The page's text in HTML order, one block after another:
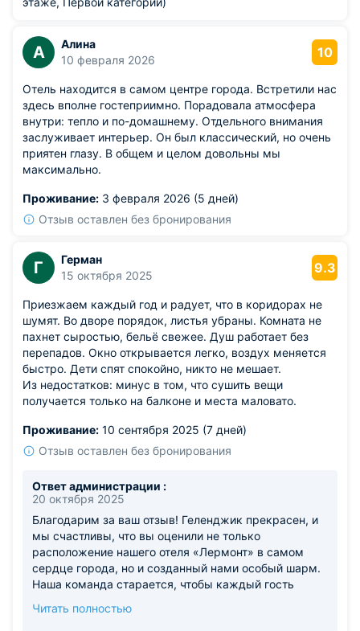
Ждали тарелки, емкости с едой все были практически
пустые. Выпечки, фруктов практически не было . В
обветренная.
А
Алина
10 февраля 2026
10
Отель находится в самом центре города. Встретили нас
здесь вполне гостеприимно. Порадовала атмосфера
внутри: тепло и по-домашнему. Отдельного внимания
заслуживает интерьер. Он был классический, но очень
приятен глазу. В общем и целом довольны мы
максимально.
Проживание: 3 февраля 2026 (5 дней)
Отзыв оставлен без бронирования
Г
Герман
15 октября 2025
9.3
Приезжаем каждый год и радует, что в коридорах не
шумят. Во дворе порядок, листья убраны. Комната не
пахнет сыростью, бельё свежее. Душ работает без
перепадов. Окно открывается легко, воздух меняется
быстро. Дети спят спокойно, никто не мешает.
Из недостатков: минус в том, что сушить вещи
получается только на балконе и места маловато.
Проживание: 10 сентября 2025 (7 дней)
Отзыв оставлен без бронирования
Ответ администрации :
20 октября 2025
Благодарим за ваш отзыв! Геленджик прекрасен, и
мы счастливы, что вы оценили не только
расположение нашего отеля «Лермонт» в самом
сердце города, но и созданный нами особый шарм.
Наша команда старается, чтобы каждый гость
радовать вас отличным сервисом и душевной
Читать полностью